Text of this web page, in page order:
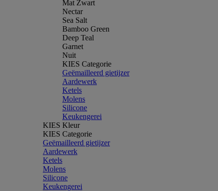
Mat Zwart
Nectar
Sea Salt
Bamboo Green
Deep Teal
Garnet
Nuit
KIES Categorie
Geëmailleerd gietijzer
Aardewerk
Ketels
Molens
Silicone
Keukengerei
KIES Kleur
KIES Categorie
Geëmailleerd gietijzer
Aardewerk
Ketels
Molens
Silicone
Keukengerei